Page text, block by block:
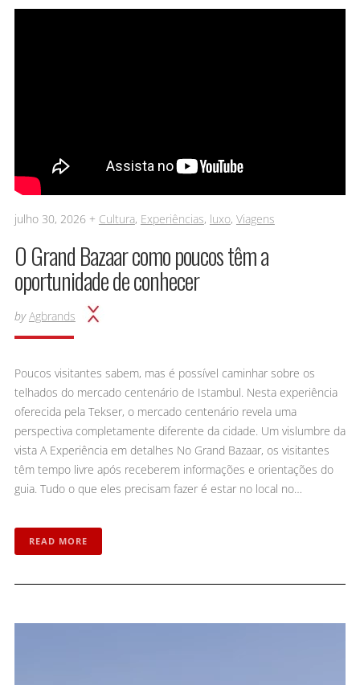
julho 30, 2026 + Cultura, Experiências, luxo, Viagens
O Grand Bazaar como poucos têm a
oportunidade de conhecer
by Agbrands
Poucos visitantes sabem, mas é possível caminhar sobre os
telhados do mercado centenário de Istambul. Nesta experiência
oferecida pela Tekser, o mercado centenário revela uma
perspectiva completamente diferente da cidade. Um vislumbre da
vista A Experiência em detalhes No Grand Bazaar, os visitantes
têm tempo livre após receberem informações e orientações do
guia. Tudo o que eles precisam fazer é estar no local no…
READ MORE